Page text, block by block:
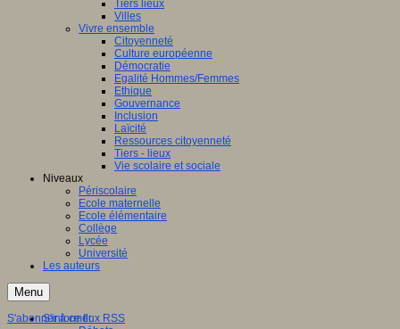
Tiers lieux
Villes
Vivre ensemble
Citoyenneté
Culture européenne
Démocratie
Egalité Hommes/Femmes
Ethique
Gouvernance
Inclusion
Laïcité
Ressources citoyenneté
Tiers - lieux
Vie scolaire et sociale
Niveaux
Périscolaire
Ecole maternelle
Ecole élémentaire
Collège
Lycée
Université
Les auteurs
Menu
S'informer
S'abonner à ce flux RSS